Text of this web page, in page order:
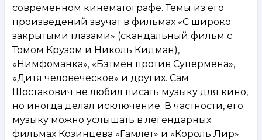
современном кинематографе. Темы из его
произведений звучат в фильмах «С широко
закрытыми глазами» (скандальный фильм с
Томом Крузом и Николь Кидман),
«Нимфоманка», «Бэтмен против Супермена»,
«Дитя человеческое» и других. Сам
Шостакович не любил писать музыку для кино,
но иногда делал исключение. В частности, его
музыку можно услышать в легендарных
фильмах Козинцева «Гамлет» и «Король Лир».